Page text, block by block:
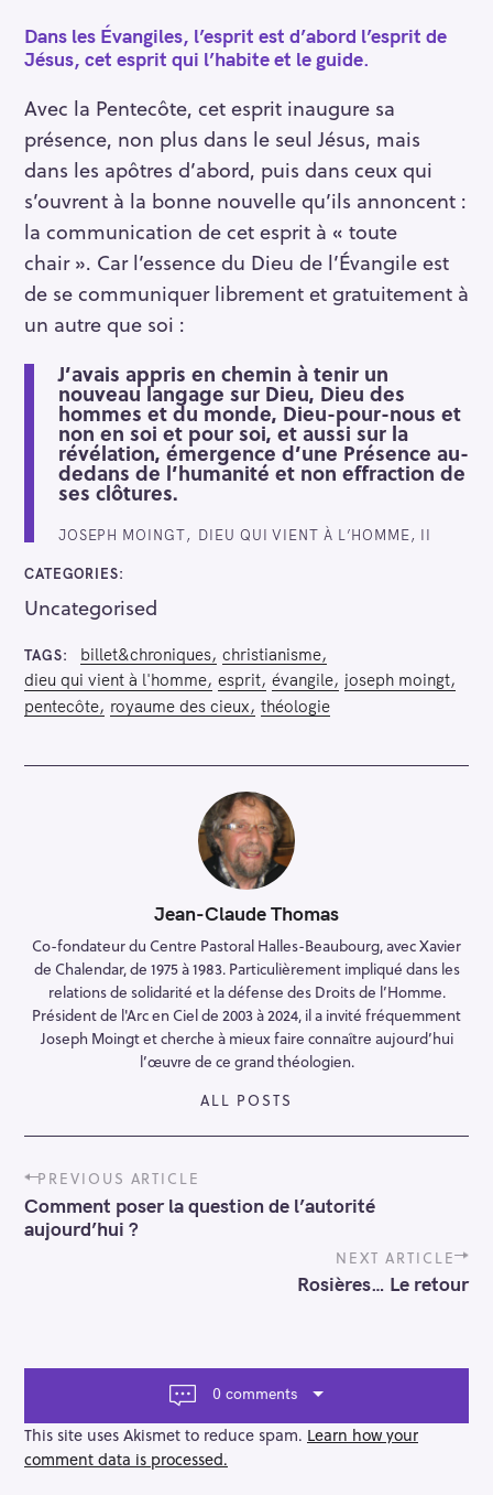
Dans les Évangiles, l’esprit est d’abord l’esprit de
Jésus, cet esprit qui l’habite et le guide.
Avec la Pentecôte, cet esprit inaugure sa
présence, non plus dans le seul Jésus, mais
dans les apôtres d’abord, puis dans ceux qui
s’ouvrent à la bonne nouvelle qu’ils annoncent :
la communication de cet esprit à « toute
chair ». Car l’essence du Dieu de l’Évangile est
de se communiquer librement et gratuitement à
un autre que soi :
J’avais appris en chemin à tenir un
nouveau langage sur Dieu, Dieu des
hommes et du monde, Dieu-pour-nous et
non en soi et pour soi, et aussi sur la
révélation, émergence d’une Présence au-
dedans de l’humanité et non effraction de
ses clôtures.
JOSEPH MOINGT, DIEU QUI VIENT À L’HOMME, II
CATEGORIES
Uncategorised
TAGS billet&chroniques christianisme
dieu qui vient à l'homme esprit évangile joseph moingt
pentecôte royaume des cieux théologie
Jean-Claude Thomas
Co-fondateur du Centre Pastoral Halles-Beaubourg, avec Xavier
de Chalendar, de 1975 à 1983. Particulièrement impliqué dans les
relations de solidarité et la défense des Droits de l’Homme.
Président de l'Arc en Ciel de 2003 à 2024, il a invité fréquemment
Joseph Moingt et cherche à mieux faire connaître aujourd’hui
l’œuvre de ce grand théologien.
ALL POSTS
P
o
s
t
a
o
n
PREVIOUS ARTICLE
Comment poser la question de l’autorité
aujourd’hui ?
NEXT ARTICLE
Rosières… Le retour
0 comments
This site uses Akismet to reduce spam. Learn how your
comment data is processed.